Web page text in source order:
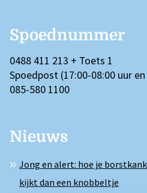
Spoednummer
0488 411 213 + Toets 1
Spoedpost (17:00-08:00 uur
085-580 1100
Nieuws
Jong en alert: hoe je
kijkt dan een knobbeltje